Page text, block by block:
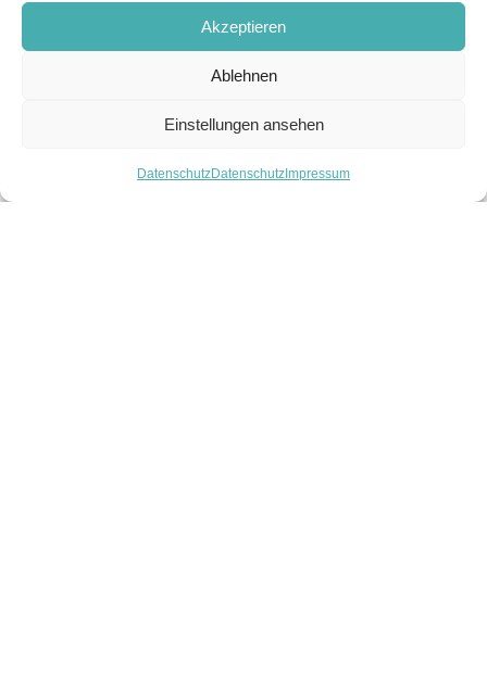
Akzeptieren
Ablehnen
Einstellungen ansehen
DatenschutzDatenschutz Impressum